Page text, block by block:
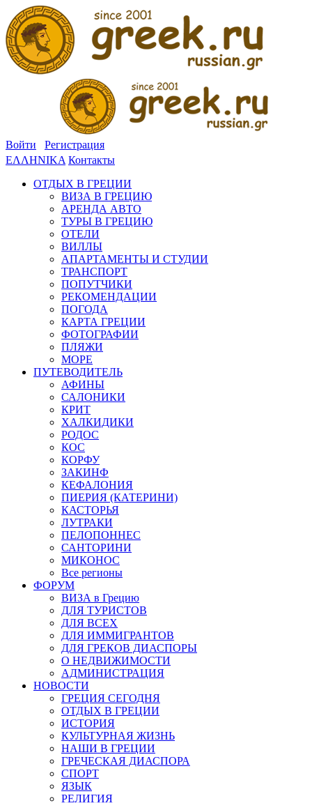
Войти
Регистрация
ΕΛΛΗΝΙΚΑ Контакты
ОТДЫХ В ГРЕЦИИ
ВИЗА В ГРЕЦИЮ
АРЕНДА АВТО
ТУРЫ В ГРЕЦИЮ
ОТЕЛИ
ВИЛЛЫ
АПАРТАМЕНТЫ И СТУДИИ
ТРАНСПОРТ
ПОПУТЧИКИ
РЕКОМЕНДАЦИИ
ПОГОДА
КАРТА ГРЕЦИИ
ФОТОГРАФИИ
ПЛЯЖИ
МОРЕ
ПУТЕВОДИТЕЛЬ
АФИНЫ
САЛОНИКИ
КРИТ
ХАЛКИДИКИ
РОДОС
КОС
КОРФУ
ЗАКИНФ
КЕФАЛОНИЯ
ПИЕРИЯ (КАТЕРИНИ)
КАСТОРЬЯ
ЛУТРАКИ
ПЕЛОПОННЕС
САНТОРИНИ
МИКОНОС
Все регионы
ФОРУМ
ВИЗА в Грецию
ДЛЯ ТУРИСТОВ
ДЛЯ ВСЕХ
ДЛЯ ИММИГРАНТОВ
ДЛЯ ГРЕКОВ ДИАСПОРЫ
О НЕДВИЖИМОСТИ
АДМИНИСТРАЦИЯ
НОВОСТИ
ГРЕЦИЯ СЕГОДНЯ
ОТДЫХ В ГРЕЦИИ
ИСТОРИЯ
КУЛЬТУРНАЯ ЖИЗНЬ
НАШИ В ГРЕЦИИ
ГРЕЧЕСКАЯ ДИАСПОРА
СПОРТ
ЯЗЫК
РЕЛИГИЯ